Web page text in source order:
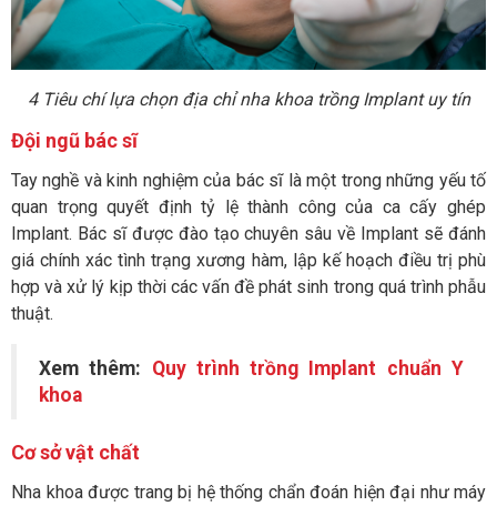
4 Tiêu chí lựa chọn địa chỉ nha khoa trồng Implant uy tín
Đội ngũ bác sĩ
Tay nghề và kinh nghiệm của bác sĩ là một trong những yếu tố
quan trọng quyết định tỷ lệ thành công của ca cấy ghép
Implant. Bác sĩ được đào tạo chuyên sâu về Implant sẽ đánh
giá chính xác tình trạng xương hàm, lập kế hoạch điều trị phù
hợp và xử lý kịp thời các vấn đề phát sinh trong quá trình phẫu
thuật.
Xem thêm: Quy trình trồng Implant chuẩn Y
khoa
Cơ sở vật chất
Nha khoa được trang bị hệ thống chẩn đoán hiện đại như máy